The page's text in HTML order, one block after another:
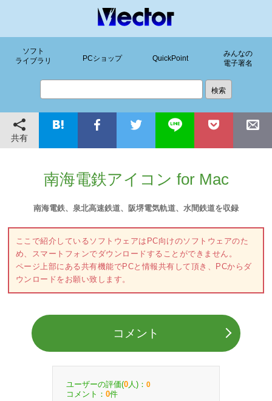
ソフト
ライブラリ
PCショップ QuickPoint
みんなの
電子署名
共有
南海電鉄アイコン for Mac
南海電鉄、泉北高速鉄道、阪堺電気軌道、水間鉄道を収録
ここで紹介しているソフトウェアはPC向けのソフトウェアのた
め、スマートフォンでダウンロードすることができません。
ページ上部にある共有機能でPCと情報共有して頂き、PCからダ
ウンロードをお願い致します。
コメント
ユーザーの評価(0 人)： 0
コメント： 0件